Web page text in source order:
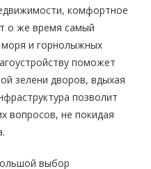
комфортное
о же время самый
и горнолыжных
поможет
зелени дворов, вдыхая
позволит
вопросов, не покидая
выбор